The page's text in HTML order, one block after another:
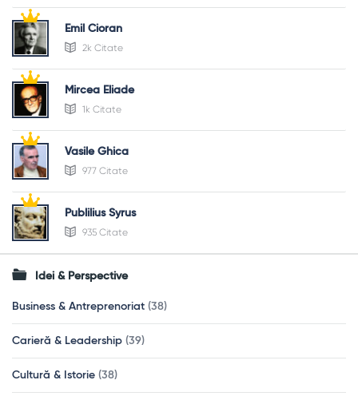
Emil Cioran
2k Citate
Mircea Eliade
1k Citate
Vasile Ghica
977 Citate
Publilius Syrus
935 Citate
Idei & Perspective
Business & Antreprenoriat (38)
Carieră & Leadership (39)
Cultură & Istorie (38)